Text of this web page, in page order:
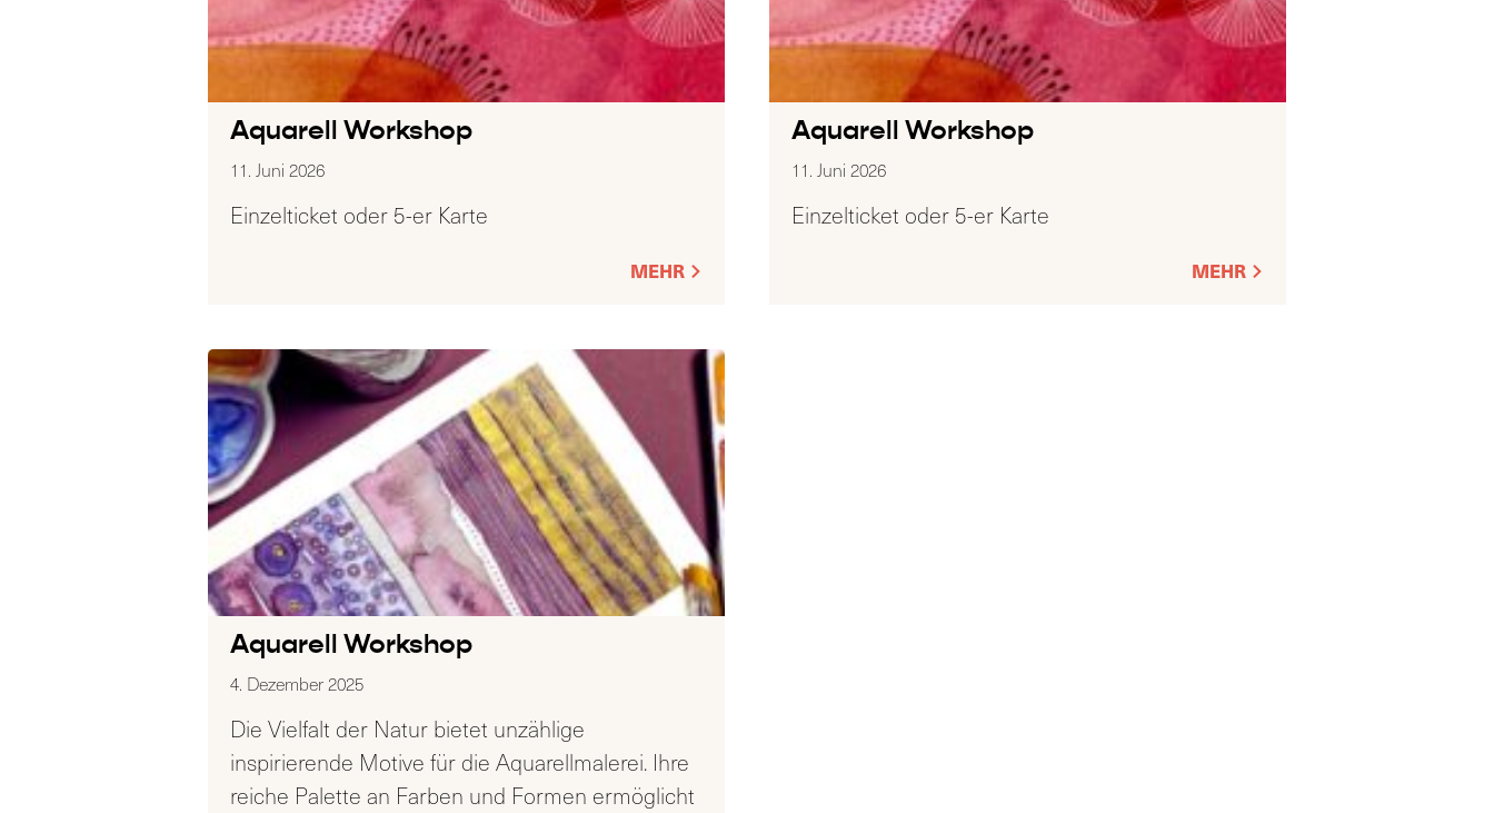
Aquarell Workshop
11. Juni 2026
Einzelticket oder 5-er Karte
MEHR
Aquarell Workshop
11. Juni 2026
Einzelticket oder 5-er Karte
MEHR
Aquarell Workshop
4. Dezember 2025
Die Vielfalt der Natur bietet unzählige
inspirierende Motive für die Aquarellmalerei. Ihre
reiche Palette an Farben und Formen ermöglicht